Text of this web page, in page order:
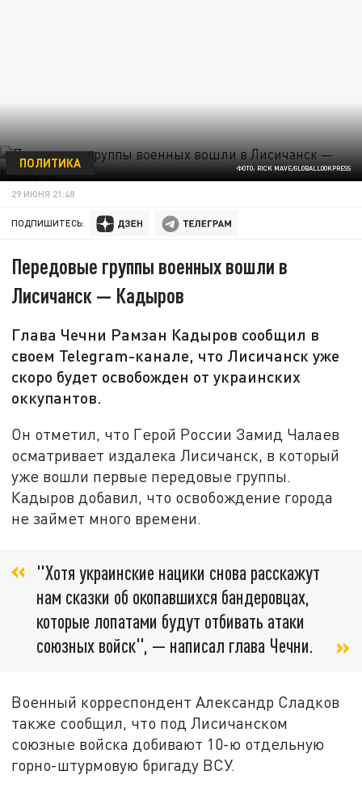
ФОТО: RICK MAVE/GLOBALLOOKPRESS
ПОЛИТИКА
29 ИЮНЯ 21:48
ПОДПИШИТЕСЬ:
Передовые группы военных вошли в
Лисичанск — Кадыров
Глава Чечни Рамзан Кадыров сообщил в
своем Telegram-канале, что Лисичанск уже
скоро будет освобожден от украинских
оккупантов.
Он отметил, что Герой России Замид Чалаев
осматривает издалека Лисичанск, в который
уже вошли первые передовые группы.
Кадыров добавил, что освобождение города
не займет много времени.
"Хотя украинские нацики снова расскажут
нам сказки об окопавшихся бандеровцах,
которые лопатами будут отбивать атаки
союзных войск", — написал глава Чечни.
Военный корреспондент Александр Сладков
также сообщил, что под Лисичанском
союзные войска добивают 10-ю отдельную
горно-штурмовую бригаду ВСУ.